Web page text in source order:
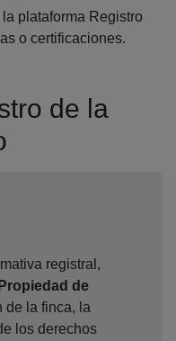
plataforma Registro
o certificaciones.
de la
registral,
de
de la finca, la
los derechos